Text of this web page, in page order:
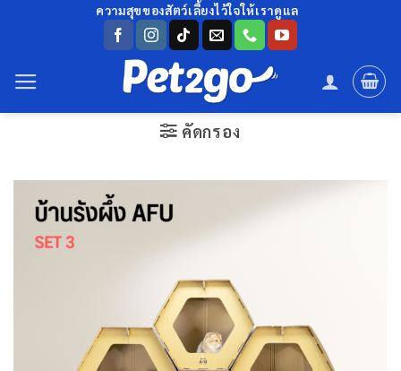
เนื้อหา
ความสุขของสัตว์เลี้ยงไว้ใจให้เราดูแล
คัดกรอง